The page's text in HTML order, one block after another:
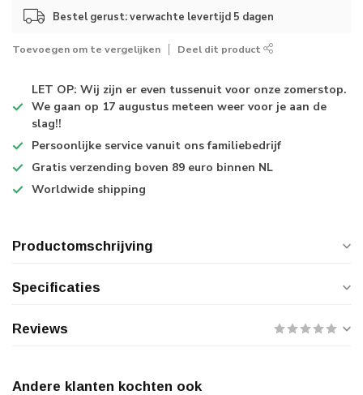
Bestel gerust: verwachte levertijd 5 dagen
Toevoegen om te vergelijken Deel dit product
LET OP: Wij zijn er even tussenuit voor onze zomerstop.
We gaan op 17 augustus meteen weer voor je aan de
slag!!
Persoonlijke service vanuit ons familiebedrijf
Gratis verzending boven 89 euro binnen NL
Worldwide shipping
Productomschrijving
Specificaties
Reviews
Andere klanten kochten ook